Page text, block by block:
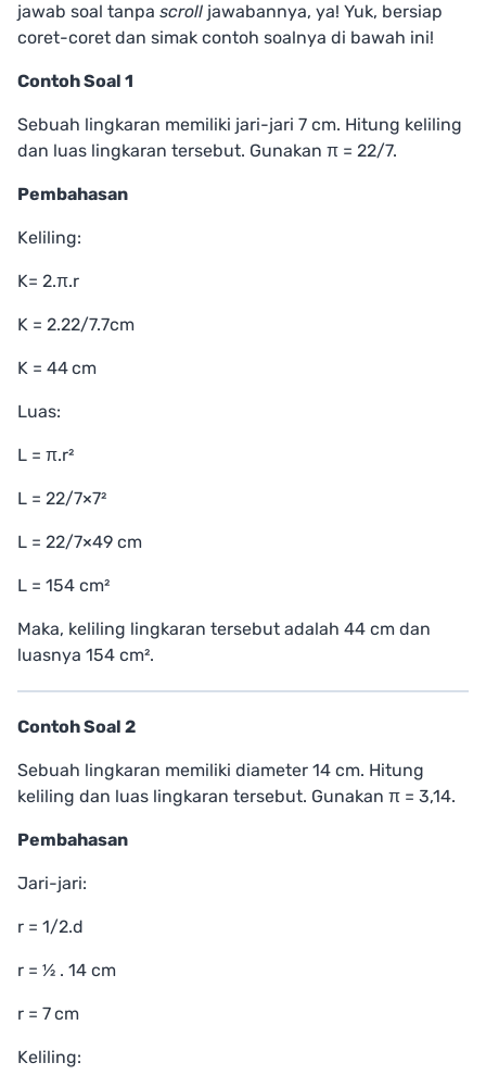
jawab soal tanpa scroll jawabannya, ya! Yuk, bersiap
coret-coret dan simak contoh soalnya di bawah ini!
Contoh Soal 1
Sebuah lingkaran memiliki jari-jari 7 cm. Hitung keliling
dan luas lingkaran tersebut. Gunakan π = 22/7.
Pembahasan
Keliling:
K= 2.π.r
K = 2.22/7.7cm
K = 44 cm
Luas:
L = π.r²
L = 22/7×7²
L = 22/7×49 cm
L = 154 cm²
Maka, keliling lingkaran tersebut adalah 44 cm dan
luasnya 154 cm².
Contoh Soal 2
Sebuah lingkaran memiliki diameter 14 cm. Hitung
keliling dan luas lingkaran tersebut. Gunakan π = 3,14.
Pembahasan
Jari-jari:
r = 1/2.d
r = ½ . 14 cm
r = 7 cm
Keliling: